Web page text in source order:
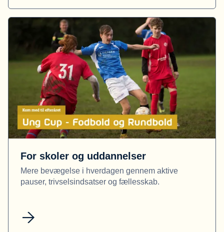
For skoler og uddannelser
Mere bevægelse i hverdagen gennem aktive
pauser, trivselsindsatser og fællesskab.